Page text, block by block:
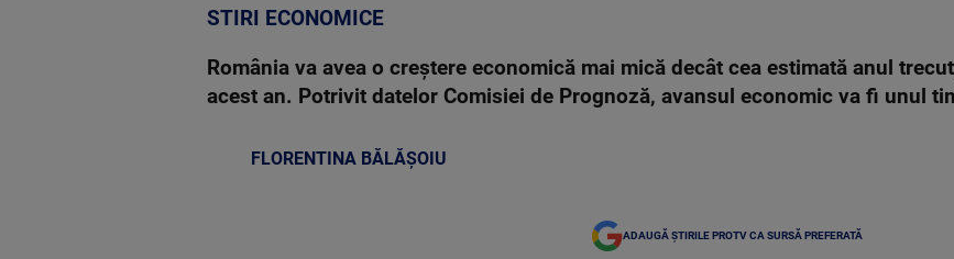
STIRI ECONOMICE
România va avea o creștere economică mai mică decât cea estimată anul
acest an. Potrivit datelor Comisiei de Prognoză, avansul economic va fi unul
FLORENTINA BĂLĂȘOIU
ADAUGĂ ȘTIRILE PROTV CA SURSĂ PREFERATĂ